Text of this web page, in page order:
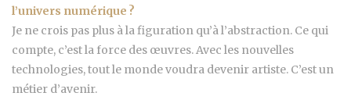
l’univers numérique ?
Je ne crois pas plus à la figuration qu’à l’abstraction. Ce qui
compte, c’est la force des œuvres. Avec les nouvelles
technologies, tout le monde voudra devenir artiste. C’est un
métier d’avenir.